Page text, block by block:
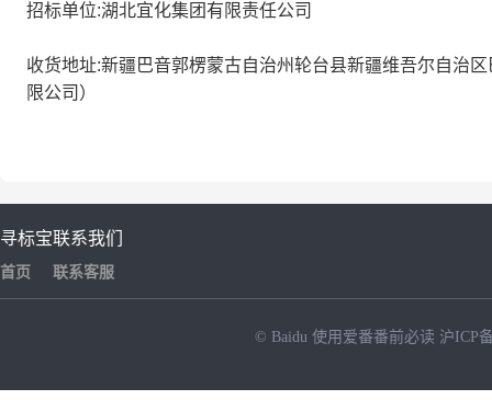
招标单位:湖北宜化集团有限责任公司
收货地址:新疆巴音郭楞蒙古自治州轮台县新疆维吾尔自治
限公司）
寻标宝
首页
联系我们
联系客服
© Baidu 使用爱番番前必读 沪ICP